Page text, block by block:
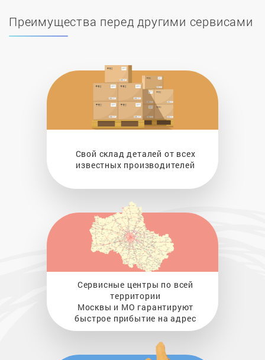
Преимущества перед другими сервисами
Свой склад деталей от всех
известных производителей
Сервисные центры по всей
территории
Москвы и МО гарантируют
быстрое прибытие на адрес